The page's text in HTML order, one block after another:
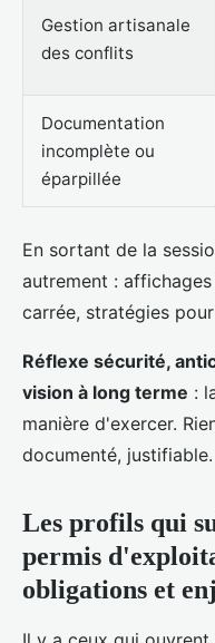
Gestion artisanale
des conflits
Documentation
incomplète ou
éparpillée
En sortant de la
autrement :
carrée, stratégies
Réflexe sécurité,
vision à long terme :
manière d'exercer.
documenté, justifiable.
Les profils qui
permis
obligations et